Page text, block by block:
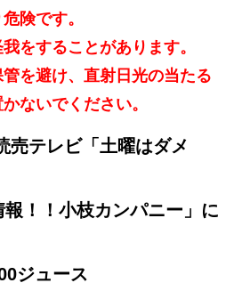
険です。
をすることがあります。
を避け、直射日光の当たる
ないでください。
売テレビ「土曜はダメ
報！！小枝カンパニー」に
ジュース